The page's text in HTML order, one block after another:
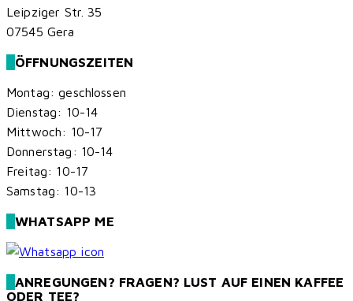
Leipziger Str. 35
07545 Gera
ÖFFNUNGSZEITEN
Montag: geschlossen
Dienstag: 10-14
Mittwoch: 10-17
Donnerstag: 10-14
Freitag: 10-17
Samstag: 10-13
WHATSAPP ME
ANREGUNGEN? FRAGEN? LUST AUF EINEN KAFFEE
ODER TEE?